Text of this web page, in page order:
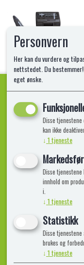
Informasjon
Frakt, Retur og
Personvern
Her kan du vurdere og
nettstedet. Du
eget ønske.
Disse
kan ikke
↓ 1tjeneste
Disse
innhold om
i.
↓ 1tjeneste
Statistikk
Disse
brukes og
↓ 1tjeneste